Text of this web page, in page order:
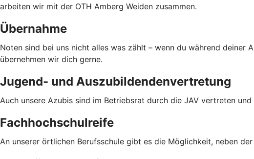
arbeiten wir mit der OTH Amberg Weiden zusammen.
Übernahme
Noten sind bei uns nicht alles was zählt – wenn du während deiner
übernehmen wir dich gerne.
Jugend- und Auszubildendenvertretung
Auch unsere Azubis sind im Betriebsrat durch die JAV vertreten
Fachhochschulreife
An unserer örtlichen Berufsschule gibt es die Möglichkeit, neben